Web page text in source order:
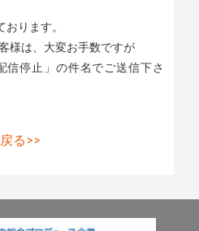
ります。
様は、大変お手数ですが
停止」の件名でご送信下さ
る>>